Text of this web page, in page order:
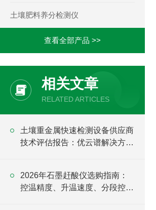
土壤肥料养分检测仪
查看全部产品 >>
相关文章
RELATED ARTICLES
土壤重金属快速检测设备供应商
技术评估报告：优云谱解决方案
2026年石墨赶酸仪选购指南：
控温精度、升温速度、分段控温